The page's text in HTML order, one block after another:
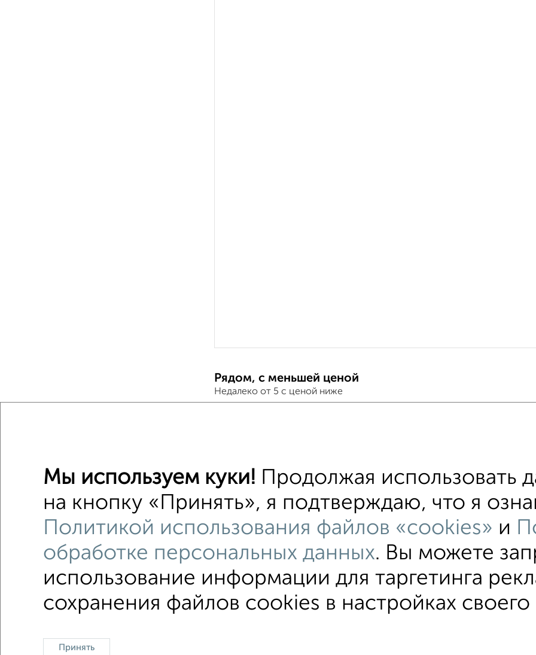
Рядом, с меньшей ценой
Недалеко от 5 с ценой ниже
без посредников С электричеством С водой
Цена до 400 000 руб. Цена до 500 000 руб. участок с
на расстоянии до 5 км от города
ИЖС СНТ В черте города От собственника
Контакты
Мы используем куки! Продолжая использовать
на кнопку «Принять», я подтверждаю, что я
Политикой использования файлов «cookies» и
обработке персональных данных. Вы можете
использование информации для таргетинга
сохранения файлов cookies в настройках своего
Принять